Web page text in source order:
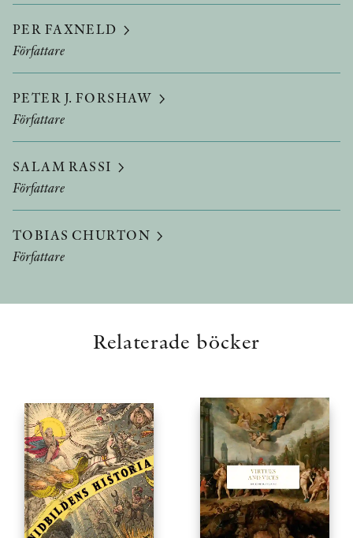
PER FAXNELD
Författare
PETER J. FORSHAW
Författare
SALAM RASSI
Författare
TOBIAS CHURTON
Författare
Relaterade böcker